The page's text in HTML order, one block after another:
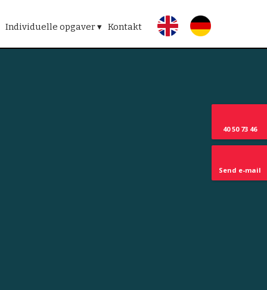
4050 73 46
Send e-mail​
Individuelle opgaver ▾ Kontakt ​